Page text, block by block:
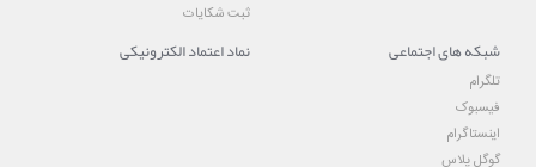
ثبت شکایات
شبکه های اجتماعی
تلگرام
فیسبوک
اینستاگرام
گوگل پلاس
نماد اعتماد الکترونیکی